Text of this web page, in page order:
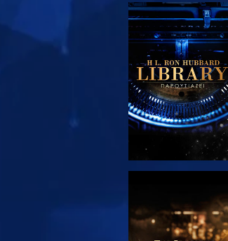
ΕΞΕΡΕΥΝΗΣΤΕ ΤΗ
ΣΕΙΡΑ
ΕΞΕΡΕΥΝΗΣΤΕ ΤΗ
ΣΕΙΡΑ